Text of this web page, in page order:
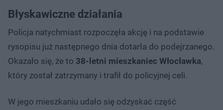
Błyskawiczne działania
Policja natychmiast rozpoczęła akcję i na podstawie
rysopisu już następnego dnia dotarła do podejrzanego.
Okazało się, że to 38-letni mieszkaniec Włocławka,
który został zatrzymany i trafił do policyjnej celi.
W jego mieszkaniu udało się odzyskać część